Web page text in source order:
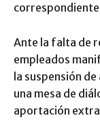
Ante la falta de
empleados
la suspensión
una mesa de
aportación